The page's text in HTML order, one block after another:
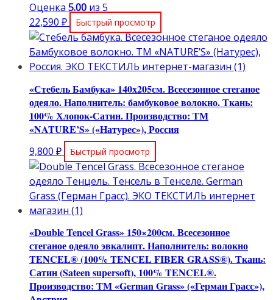
Оценка 5.00 из 5
22,590 ₽ Быстрый просмотр
«Стебель Бамбука» 140х205см. Всесезонное стеганое
одеяло. Наполнитель: бамбуковое волокно. Ткань:
100% Хлопок-Сатин. Производство: ТМ
«NATURE’S» («Натурес»), Россия
9,800 ₽ Быстрый просмотр
«Double Tencel Grass» 150×200см. Всесезонное
стеганое одеяло эвкалипт. Наполнитель: волокно
TENCEL® (100% TENCEL FIBER GRASS®). Ткань:
Сатин (Sateen supersoft), 100% TENCEL®.
Производство: ТМ «German Grass» («Герман Грасс»),